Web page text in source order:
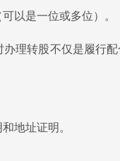
以是一位或多位）。
理转股不仅是履行
地址证明。